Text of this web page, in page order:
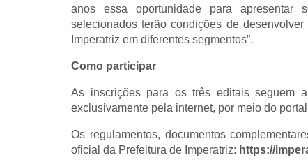
anos essa oportunidade para apresentar
selecionados terão condições de
Imperatriz em diferentes segmentos”.
Como participar
As inscrições para os três editais seguem
exclusivamente pela internet, por meio do
Os regulamentos, documentos
oficial da Prefeitura de Imperatriz: https://